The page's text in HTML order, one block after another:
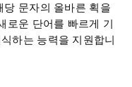
문자의 올바른 획을
로운 단어를 빠르게 기
하는 능력을 지원합니